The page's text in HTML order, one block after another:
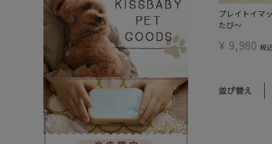
プレイトイマ
たび～
¥ 9,980 税
並び替え